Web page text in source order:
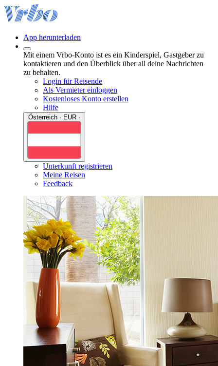
App herunterladen
Mit einem Vrbo-Konto ist es ein Kinderspiel, Gastgeber zu
kontaktieren und den Überblick über all deine Nachrichten
zu behalten.
Login für Reisende
Als Vermieter einloggen
Kostenloses Konto erstellen
Hilfe
Unterkunft registrieren
Meine Reisen
Feedback